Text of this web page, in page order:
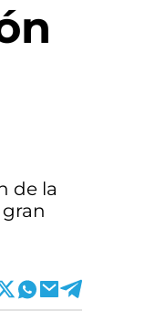
de la